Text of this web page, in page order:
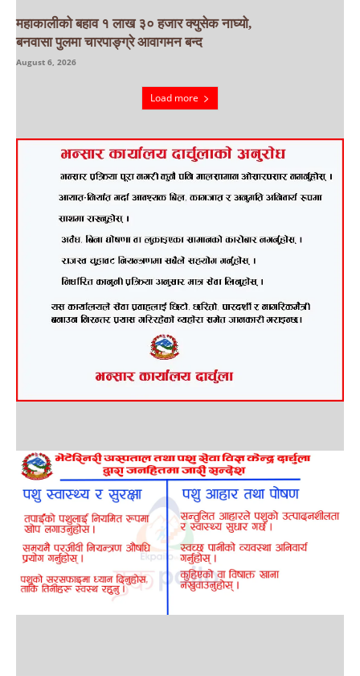
महाकालीको बहाव १ लाख ३० हजार क्युसेक नाघ्यो,
बनवासा पुलमा चारपाङ्ग्रे आवागमन बन्द
August 6, 2026
Load more